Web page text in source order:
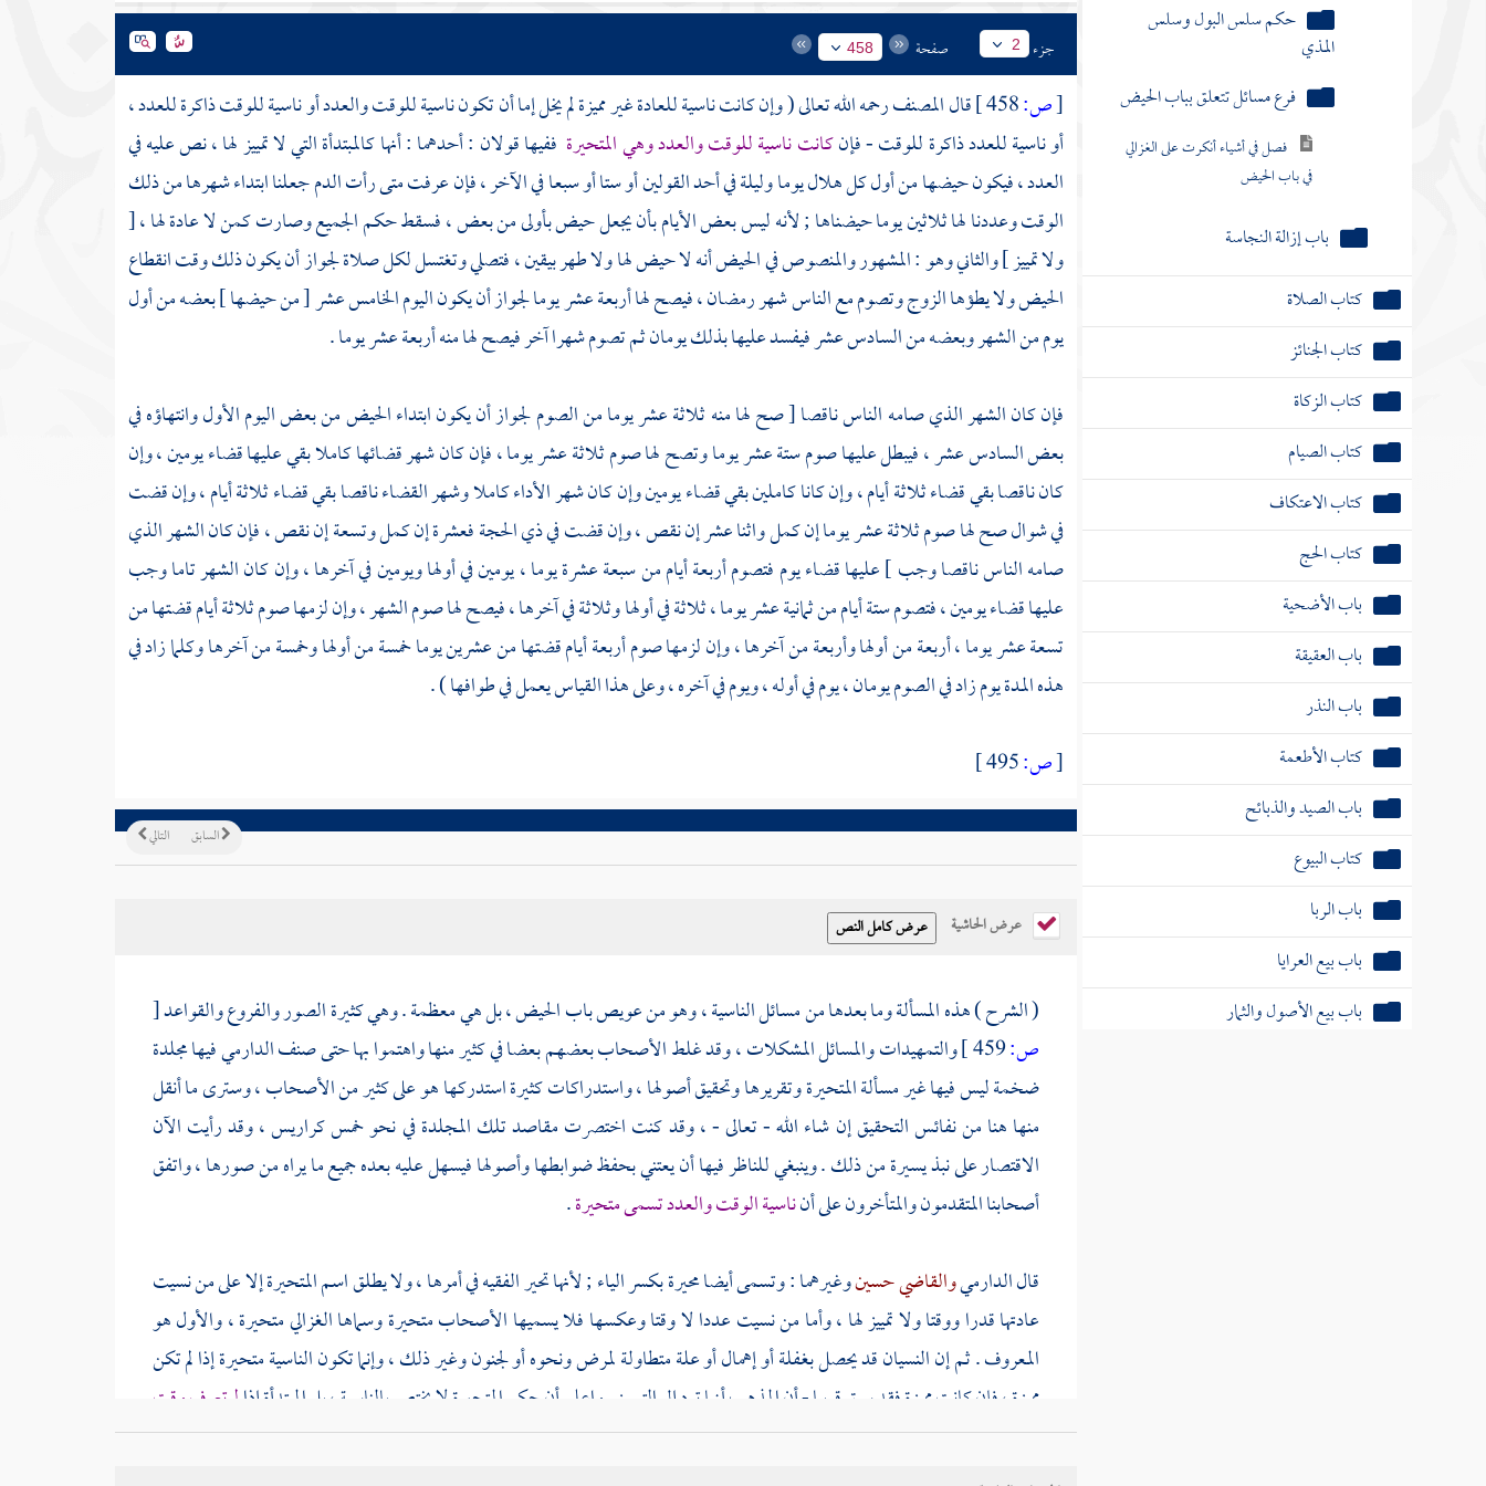
فرع مسائل تتعلق بباب الحيض
فصل في أشياء أنكرت على الغزالي
في باب الحيض
باب إزالة النجاسة
كتاب الصلاة
كتاب الجنائز
كتاب الزكاة
كتاب الصيام
كتاب الاعتكاف
كتاب الحج
باب الأضحية
باب العقيقة
باب النذر
كتاب الأطعمة
باب الصيد والذبائح
كتاب البيوع
باب الربا
باب بيع العرايا
باب بيع الأصول والثمار
باب بيع المصراة والرد بالعيب
جزء 2 صفحة 458
[ص: قالالمصنفرحمه الله تعالى ( وإن كانت ناسية للعادة غير مميزة لم يخل إما أن تكون ناسية للوقت والعدد أو ناسية للوقت ذاكرة للعدد ،
أو ناسية للعدد ذاكرة للوقت - فإنكانت ناسية للوقت والعدد وهي المتحيرة ففيها قولان : أحدهما : أنها كالمبتدأة التي لا تمييز لها ، نص عليه في
العدد ، فيكون حيضها من أول كل هلال يوما وليلة في أحد القولين أو ستا أو سبعا في الآخر ، فإن عرفت متى رأت الدم جعلنا ابتداء شهرها من ذلك
الوقت وعددنا لها ثلاثين يوما حيضناها ; لأنه ليس بعض الأيام بأن يجعل حيض بأولى من بعض ، فسقط حكم الجميع وصارت كمن لا عادة لها ، [
ولا تمييز ] والثاني وهو : المشهور والمنصوص في الحيض أنه لا حيض لها ولا طهر بيقين ، فتصلي وتغتسل لكل صلاة لجواز أن يكون ذلك وقت انقطاع
الحيض ولا يطؤها الزوج وتصوم مع الناس شهر رمضان ، فيصح لها أربعة عشر يوما لجواز أن يكون اليوم الخامس عشر [ من حيضها ] بعضه من أول
يوم من الشهر وبعضه من السادس عشر فيفسد عليها بذلك يومان ثم تصوم شهرا آخر فيصح لها منه أربعة عشر يوما .
فإن كان الشهر الذي صامه الناس ناقصا [ صح لها منه ثلاثة عشر يوما من الصوم لجواز أن يكون ابتداء الحيض من بعض اليوم الأول وانتهاؤه في
بعض السادس عشر ، فيبطل عليها صوم ستة عشر يوما وتصح لها صوم ثلاثة عشر يوما ، فإن كان شهر قضائها كاملا بقي عليها قضاء يومين ، وإن
كان ناقصا بقي قضاء ثلاثة أيام ، وإن كانا كاملين بقي قضاء يومين وإن كان شهر الأداء كاملا وشهر القضاء ناقصا بقي قضاء ثلاثة أيام ، وإن قضت
في شوال صح لها صوم ثلاثة عشر يوما إن كمل واثنا عشر إن نقص ، وإن قضت في ذي الحجة فعشرة إن كمل وتسعة إن نقص ، فإن كان الشهر الذي
صامه الناس ناقصا وجب ] عليها قضاء يوم فتصوم أربعة أيام من سبعة عشرة يوما ، يومين في أولها ويومين في آخرها ، وإن كان الشهر تاما وجب
عليها قضاء يومين ، فتصوم ستة أيام من ثمانية عشر يوما ، ثلاثة في أولها وثلاثة في آخرها ، فيصح لها صوم الشهر ، وإن لزمها صوم ثلاثة أيام قضتها من
تسعة عشر يوما ، أربعة من أولها وأربعة من آخرها ، وإن لزمها صوم أربعة أيام قضتها من عشرين يوما خمسة من أولها وخمسة من آخرها وكلما زاد في
هذه المدة يوم زاد في الصوم يومان ، يوم في أوله ، ويوم في آخره ، وعلى هذا القياس يعمل في طوافها ) .
[ص:
التالي السابق
عرض الحاشية
( الشرح ) هذه المسألة وما بعدها من مسائل الناسية ، وهو من عويص باب الحيض ، بل هي معظمة . وهي كثيرة الصور والفروع والقواعد[
ص:459 ] والتمهيدات والمسائل المشكلات ، وقد غلط الأصحاب بعضهم بعضا في كثير منها واهتموا بها حتى صنفالدارميفيها مجلدة
ضخمة ليس فيها غير مسألة المتحيرة وتقريرها وتحقيق أصولها ، واستدراكات كثيرة استدركها هو على كثير من الأصحاب ، وسترى ما أنقل
منها هنا من نفائس التحقيق إن شاء الله - تعالى - ، وقد كنت اختصرت مقاصد تلك المجلدة في نحو خمس كراريس ، وقد رأيت الآن
الاقتصار على نبذ يسيرة من ذلك . وينبغي للناظر فيها أن يعتني بحفظ ضوابطها وأصولها فيسهل عليه بعده جميع ما يراه من صورها ، واتفق
أصحابنا المتقدمون والمتأخرون على أنناسية الوقت والعدد تسمى متحيرة.
قالالدارميوالقاضي حسينوغيرهما : وتسمى أيضا محيرة بكسر الياء ; لأنها تحير الفقيه في أمرها ، ولا يطلق اسم المتحيرة إلا على من نسيت
عادتها قدرا ووقتا ولا تمييز لها ، وأما من نسيت عددا لا وقتا وعكسها فلا يسميها الأصحاب متحيرة وسماهاالغزاليمتحيرة ، والأول هو
المعروف . ثم إن النسيان قد يحصل بغفلة أو إهمال أو علة متطاولة لمرض ونحوه أو لجنون وغير ذلك ، وإنما تكون الناسية متحيرة إذا لم تكن
مميزة ، فإن كانت مميزة فقد سبق قريبا - أن المذهب أنها ترد إلى التمييز . واعلم أن حكم المتحيرة لا يختص بالناسية ، بل المبتدأة إذالم تعرف وقت
ابتداء دمهاكانت متحيرة ، وجرى عليها أحكامها ، ، وقد ذكرنا هذا في فصل المبتدأة والله أعلم .